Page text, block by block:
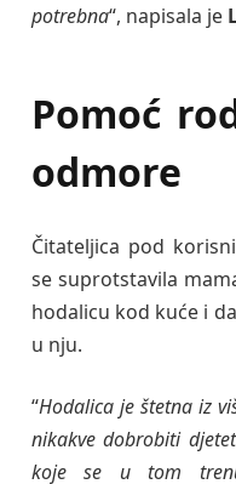
potrebna“, napisala je
Pomoć
odmore
Čitateljica pod
se suprotstavila
hodalicu kod kuće i
u nju.
“Hodalica je štetna iz
nikakve dobrobiti
koje se u tom